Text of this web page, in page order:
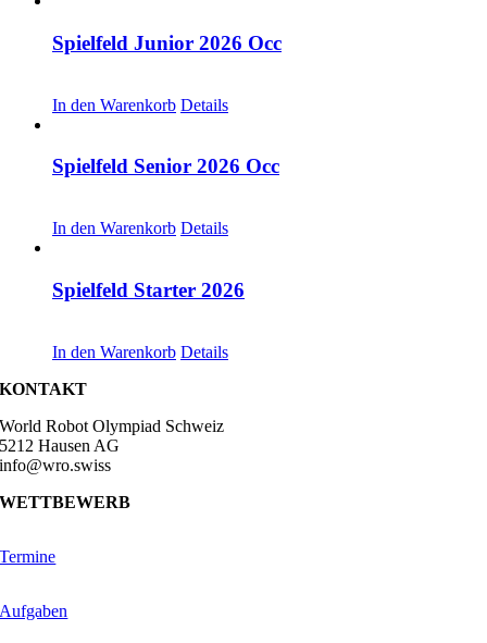
Spielfeld Junior 2026 Occ
In den Warenkorb Details
Spielfeld Senior 2026 Occ
In den Warenkorb Details
Spielfeld Starter 2026
In den Warenkorb Details
KONTAKT
World Robot Olympiad Schweiz
5212 Hausen AG
info@wro.swiss
WETTBEWERB
Termine
Aufgaben